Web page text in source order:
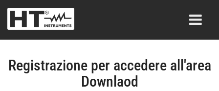
Registrazione per accedere all'area
Downlaod